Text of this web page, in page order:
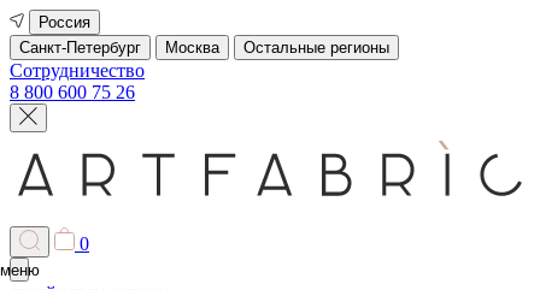
Россия
Санкт-Петербург
Москва Остальные регионы
Сотрудничество
8 800 600 75 26
0
меню